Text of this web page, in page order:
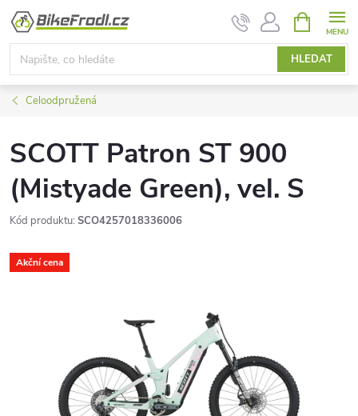
Přejít
obsah
HLEDAT
NÁKUPNÍ
KOŠÍK
Celoodpružená
SCOTT Patron ST 900
(Mistyade Green), vel. S
Kód produktu: SCO4257018336006
Akční cena